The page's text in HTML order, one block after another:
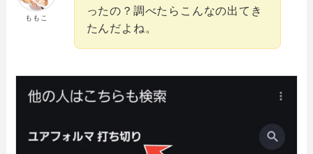
ももこ
ったの？調べたらこんなの出てき
たんだよね。